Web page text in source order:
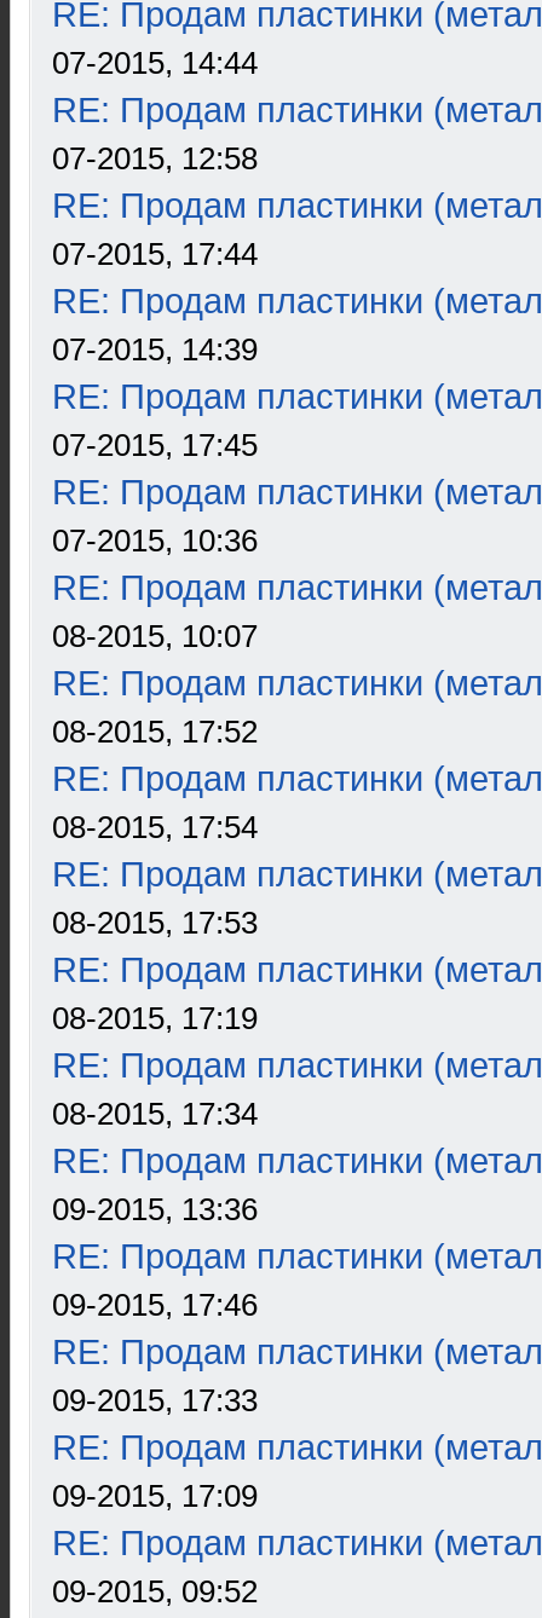
RE: Продам пластинки
07-2015, 14:44
RE: Продам пластинки
07-2015, 12:58
RE: Продам пластинки
07-2015, 17:44
RE: Продам пластинки
07-2015, 14:39
RE: Продам пластинки
07-2015, 17:45
RE: Продам пластинки
07-2015, 10:36
RE: Продам пластинки
08-2015, 10:07
RE: Продам пластинки
08-2015, 17:52
RE: Продам пластинки
08-2015, 17:54
RE: Продам пластинки
08-2015, 17:53
RE: Продам пластинки
08-2015, 17:19
RE: Продам пластинки
08-2015, 17:34
RE: Продам пластинки
09-2015, 13:36
RE: Продам пластинки
09-2015, 17:46
RE: Продам пластинки
09-2015, 17:33
RE: Продам пластинки
09-2015, 17:09
RE: Продам пластинки
09-2015, 09:52